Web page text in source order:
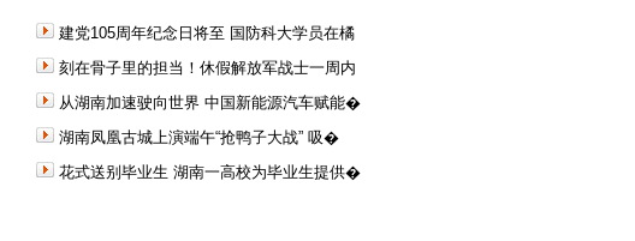
建党105周年纪念日将至 国防科大学员在橘
刻在骨子里的担当！休假解放军战士一周内
从湖南加速驶向世界 中国新能源汽车赋能�
湖南凤凰古城上演端午“抢鸭子大战” 吸�
花式送别毕业生 湖南一高校为毕业生提供�